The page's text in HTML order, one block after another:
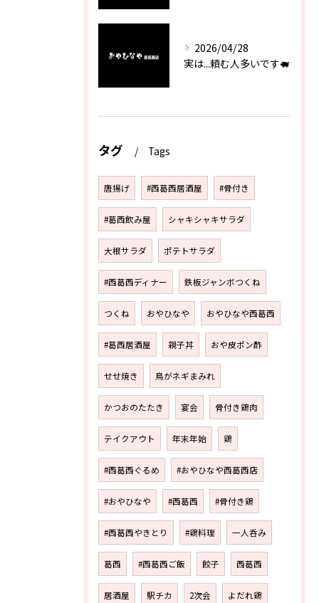
2026/04/28
実は...頼む人多いです🐖
タグ Tags
唐揚げ #西葛西居酒屋 #骨付き
#葛西飲み屋 シャキシャキサラダ
大根サラダ ポテトサラダ
#西葛西ディナー 鉄板ジャンボつくね
つくね おやひなや おやひなや西葛西
#葛西居酒屋 親子丼 おや皮ポン酢
せせ焼き 鳥がネギまみれ
かつおのたたき 宴会 骨付き鶏肉
テイクアウト 年末年始 鶏
#西葛西ぐるめ #おやひなや西葛西店
#おやひなや #西葛西 #骨付き鶏
#西葛西やきとり #鶏料理 一人呑み
葛西 #西葛西ご飯 餃子 西葛西
居酒屋 駅チカ 2次会 よだれ鶏